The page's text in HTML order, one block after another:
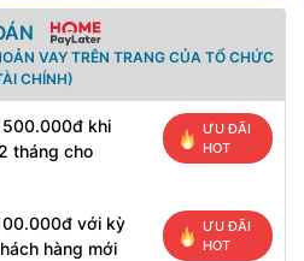
VAY TRÊN TRANG CỦA TỔ CHỨC
CHÍNH)
500.000đ khi
tháng cho
ƯU ĐÃI
HOT
với kỳ
hàng mới
ƯU ĐÃI
HOT